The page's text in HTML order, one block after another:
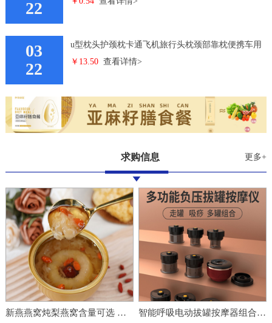
22 艾灸贴磁石贴
03
22
u型枕头护颈枕卡通飞机旅行头枕颈部靠枕便携车用
学生颈椎枕头
￥13.50 查看详情>
求购信息 更多+
新燕燕窝炖梨燕窝含量可选 即食燕窝烤梨 智能呼吸电动拔罐按摩器组合罐留罐电动刮痧仪走罐吸痧负压拔罐器